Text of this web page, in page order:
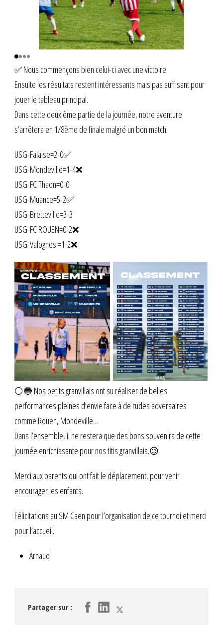
✅ Nous commençons bien celui-ci avec une victoire.
Ensuite les résultats restent intéressants mais pas suffisant pour
jouer le tableau principal.
Dans cette deuxième partie de la journée, notre aventure
s’arrêtera en 1/8ème de finale malgré un bon match.
USG-Falaise=2-0✅
USG-Mondeville=1-4❌
USG-FC Thaon=0-0
USG-Muance=5-2✅
USG-Bretteville=3-3
USG-FC ROUEN=0-2❌
USG-Valognes =1-2❌
⚪️🔵 Nos petits granvillais ont su réaliser de belles
performances pleines d’envie face à de rudes adversaires
comme Rouen, Mondeville…
Dans l’ensemble, il ne restera que des bons souvenirs de cette
journée enrichissante pour nos titis granvillais.😉
Merci aux parents qui ont fait le déplacement, pour venir
encourager les enfants.
Félicitations au SM Caen pour l’organisation de ce tournoi et merci
pour l’accueil.
Arnaud
Partager sur :